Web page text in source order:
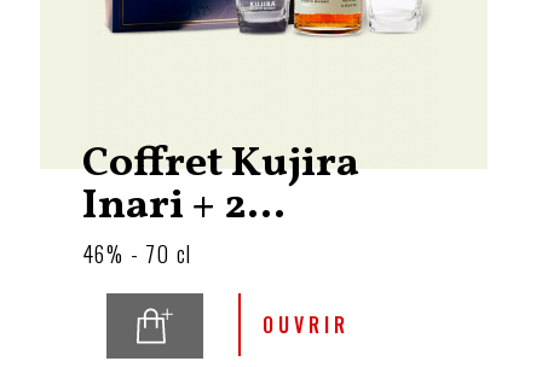
Coffret Kujira
Inari + 2...
46% - 70 cl
OUVRIR